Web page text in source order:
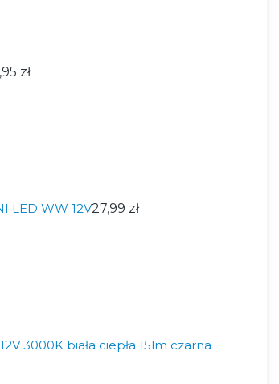
zł
LED WW 12V27,99 zł
3000K biała ciepła 15lm czarna